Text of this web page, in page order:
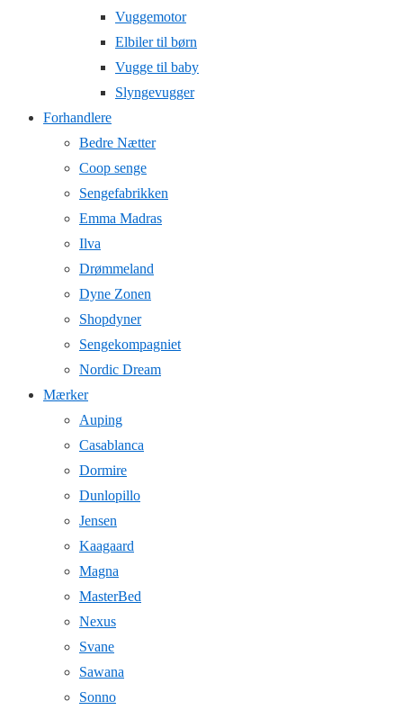
Vuggemotor
Elbiler til børn
Vugge til baby
Slyngevugger
Forhandlere
Bedre Nætter
Coop senge
Sengefabrikken
Emma Madras
Ilva
Drømmeland
Dyne Zonen
Shopdyner
Sengekompagniet
Nordic Dream
Mærker
Auping
Casablanca
Dormire
Dunlopillo
Jensen
Kaagaard
Magna
MasterBed
Nexus
Svane
Sawana
Sonno